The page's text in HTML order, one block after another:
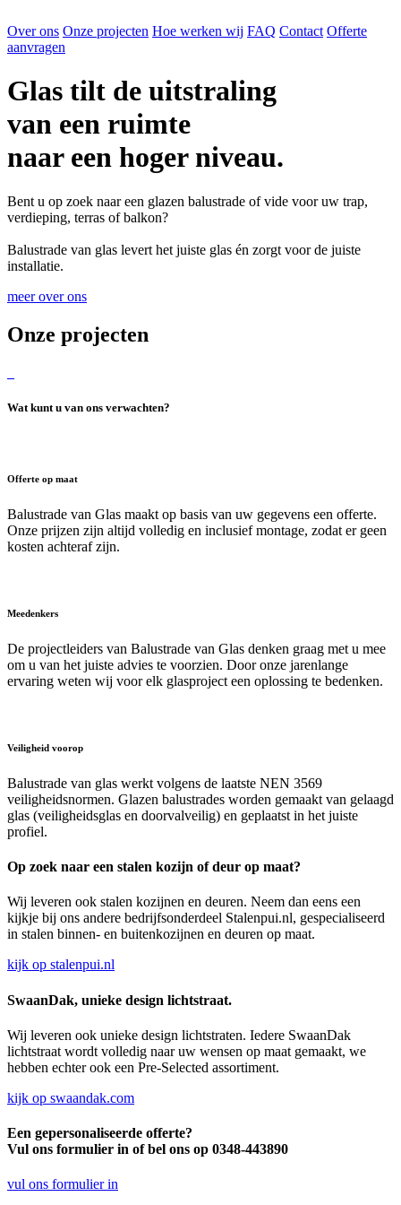
Over ons Onze projecten Hoe werken wij FAQ Contact Offerte
aanvragen
Glas tilt de uitstraling
van een ruimte
naar een hoger niveau.
Bent u op zoek naar een glazen balustrade of vide voor uw trap,
verdieping, terras of balkon?
Balustrade van glas levert het juiste glas én zorgt voor de juiste
installatie.
meer over ons
Onze projecten
Wat kunt u van ons verwachten?
Offerte op maat
Balustrade van Glas maakt op basis van uw gegevens een offerte.
Onze prijzen zijn altijd volledig en inclusief montage, zodat er geen
kosten achteraf zijn.
Meedenkers
De projectleiders van Balustrade van Glas denken graag met u mee
om u van het juiste advies te voorzien. Door onze jarenlange
ervaring weten wij voor elk glasproject een oplossing te bedenken.
Veiligheid voorop
Balustrade van glas werkt volgens de laatste NEN 3569
veiligheidsnormen. Glazen balustrades worden gemaakt van gelaagd
glas (veiligheidsglas en doorvalveilig) en geplaatst in het juiste
profiel.
Op zoek naar een stalen kozijn of deur op maat?
Wij leveren ook stalen kozijnen en deuren. Neem dan eens een
kijkje bij ons andere bedrijfsonderdeel Stalenpui.nl, gespecialiseerd
in stalen binnen- en buitenkozijnen en deuren op maat.
kijk op stalenpui.nl
SwaanDak, unieke design lichtstraat.
Wij leveren ook unieke design lichtstraten. Iedere SwaanDak
lichtstraat wordt volledig naar uw wensen op maat gemaakt, we
hebben echter ook een Pre-Selected assortiment.
kijk op swaandak.com
Een gepersonaliseerde offerte?
Vul ons formulier in of bel ons op 0348-443890
vul ons formulier in